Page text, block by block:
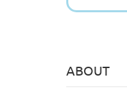
ABOUT